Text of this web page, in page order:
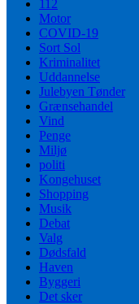
112
Motor
COVID-19
Sort Sol
Kriminalitet
Uddannelse
Julebyen Tønder
Grænsehandel
Vind
Penge
Miljø
politi
Kongehuset
Shopping
Musik
Debat
Valg
Dødsfald
Haven
Byggeri
Det sker